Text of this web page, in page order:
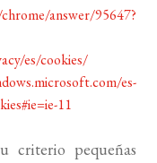
answer/95647?
es/cookies/
es-
11
criterio pequeñas